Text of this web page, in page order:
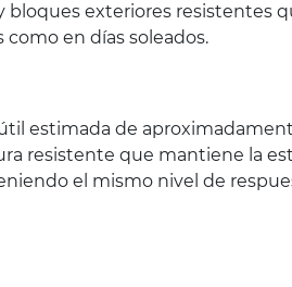
bloques exteriores resistentes
en días soleados.
estimada de
resistente que mantiene la
el mismo nivel de